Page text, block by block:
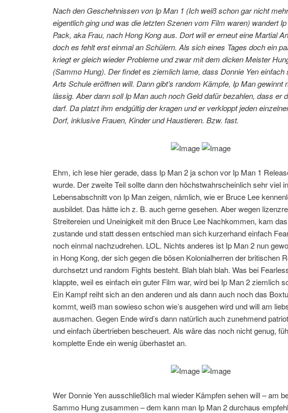
Nach den Geschehnissen von Ip Man 1 (Ich weiß schon gar nicht
eigentlich ging und was die letzten Szenen vom Film waren) wandert
Pack, aka Frau, nach Hong Kong aus. Dort will er erneut eine Martial
doch es fehlt erst einmal an Schülern. Als sich eines Tages doch ein
kriegt er gleich wieder Probleme und zwar mit dem dicken Meister
(Sammo Hung). Der findet es ziemlich lame, dass Donnie Yen einfach
Arts Schule eröffnen will. Dann gibt’s random Kämpfe, Ip Man gewinnt
lässig. Aber dann soll Ip Man auch noch Geld dafür bezahlen, dass er
darf. Da platzt ihm endgültig der kragen und er verkloppt jeden
Dorf, inklusive Frauen, Kinder und Haustieren. Bzw. fast.
Ehm, ich lese hier gerade, dass Ip Man 2 ja schon vor Ip Man 1
wurde. Der zweite Teil sollte dann den höchstwahrscheinlich sehr viel
Lebensabschnitt von Ip Man zeigen, nämlich, wie er Bruce Lee
ausbildet. Das hätte ich z. B. auch gerne gesehen. Aber wegen
Streitereien und Uneinigkeit mit den Bruce Lee Nachkommen, kam
zustande und statt dessen entschied man sich kurzerhand einfach
noch einmal nachzudrehen. LOL. Nichts anderes ist Ip Man 2 nun
in Hong Kong, der sich gegen die bösen Kolonialherren der britischen
durchsetzt und random Fights besteht. Blah blah blah. Was bei
klappte, weil es einfach ein guter Film war, wird bei Ip Man 2 ziemlich
Ein Kampf reiht sich an den anderen und als dann auch noch das
kommt, weiß man sowieso schon wie’s ausgehen wird und will am
ausmachen. Gegen Ende wird’s dann natürlich auch zunehmend
und einfach übertrieben bescheuert. Als wäre das noch nicht genug,
komplette Ende ein wenig überhastet an.
Wer Donnie Yen ausschließlich mal wieder Kämpfen sehen will – am
Sammo Hung zusammen – dem kann man Ip Man 2 durchaus